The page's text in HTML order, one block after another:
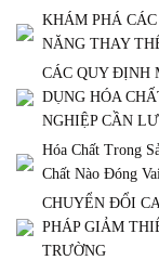
KHÁM PHÁ
NĂNG THAY
CÁC QUY ĐỊNH
DỤNG HÓA
NGHIỆP CẦN
Hóa Chất Trong
Chất Nào Đóng
CHUYỂN ĐỔI
PHÁP GIẢM
TRƯỜNG